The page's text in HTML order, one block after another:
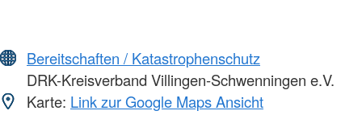
Bereitschaften / Katastrophenschutz
DRK-Kreisverband Villingen-Schwenningen e.V.
Karte: Link zur Google Maps Ansicht